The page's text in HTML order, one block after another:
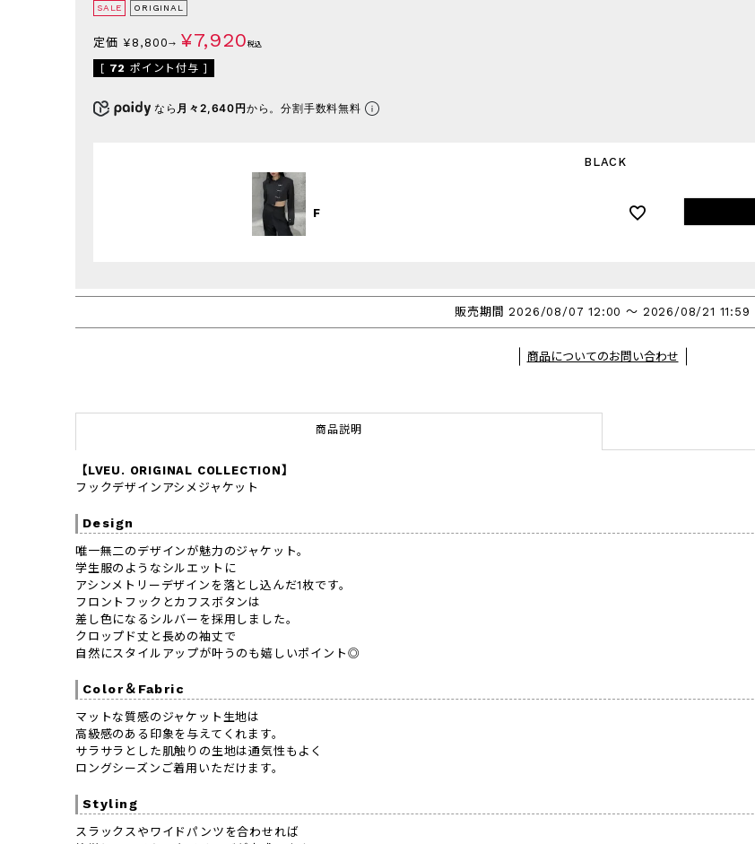
SALE ORIGINAL
定価 ¥ 8,800→ ¥7,920 税込
[ 72 ポイント付与 ]
なら 月々2,640円から。分割手数料無料
BLACK
F
販売期間 2026/08/07 12:00〜 2026/08/21 11:59
商品についてのお問い合わせ
商品説明
【LVEU. ORIGINAL COLLECTION】
フックデザインアシメジャケット
Design
唯一無二のデザインが魅力のジャケット。
学生服のようなシルエットに
アシンメトリーデザインを落とし込んだ1枚です。
フロントフックとカフスボタンは
差し色になるシルバーを採用しました。
クロップド丈と長めの袖丈で
自然にスタイルアップが叶うのも嬉しいポイント◎
Color＆Fabric
マットな質感のジャケット生地は
高級感のある印象を与えてくれます。
サラサラとした肌触りの生地は通気性もよく
ロングシーズンご着用いただけます。
Styling
スラックスやワイドパンツを合わせれば